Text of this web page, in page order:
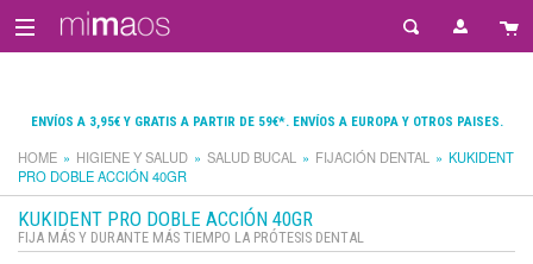
ENVÍOS A 3,95€ Y GRATIS A PARTIR DE 59€*. ENVÍOS A EUROPA Y OTROS PAISES.
HOME HIGIENE Y SALUD SALUD BUCAL FIJACIÓN DENTAL
KUKIDENT
PRO DOBLE ACCIÓN 40GR
KUKIDENT PRO DOBLE ACCIÓN 40GR
FIJA MÁS Y DURANTE MÁS TIEMPO LA PRÓTESIS DENTAL